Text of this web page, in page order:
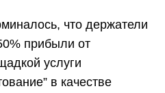
что держатели
прибыли от
услуги
в качестве